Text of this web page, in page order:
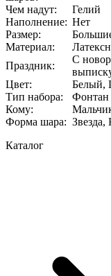
Чем надут:
Гелий
Наполнение: Нет
Размер:
Материал:
Праздник:
С
Цвет:
Белый,
Тип набора:
Фонтан
Кому:
Форма шара:
Каталог